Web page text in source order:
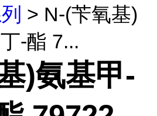
> N-(苄氧基)
-酯 7...
)氨基甲-